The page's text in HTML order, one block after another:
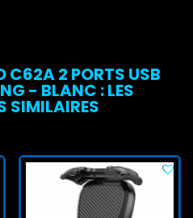
C62A 2 PORTS USB
- BLANC : LES
SIMILAIRES